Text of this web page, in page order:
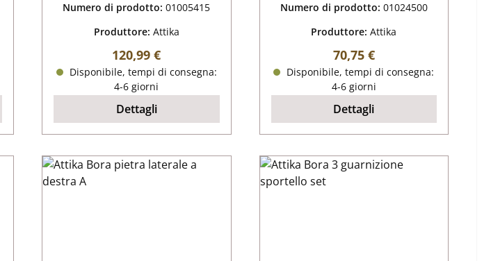
Numero di prodotto:01005415
Produttore: Attika
Prezzo normale:
120,99 €
Disponibile, tempi di consegna:
4-6 giorni
Dettagli
Numero di prodotto: 01024500
Produttore:Attika
Prezzo normale:
70,75 €
Disponibile, tempi di consegna:
4-6 giorni
Dettagli